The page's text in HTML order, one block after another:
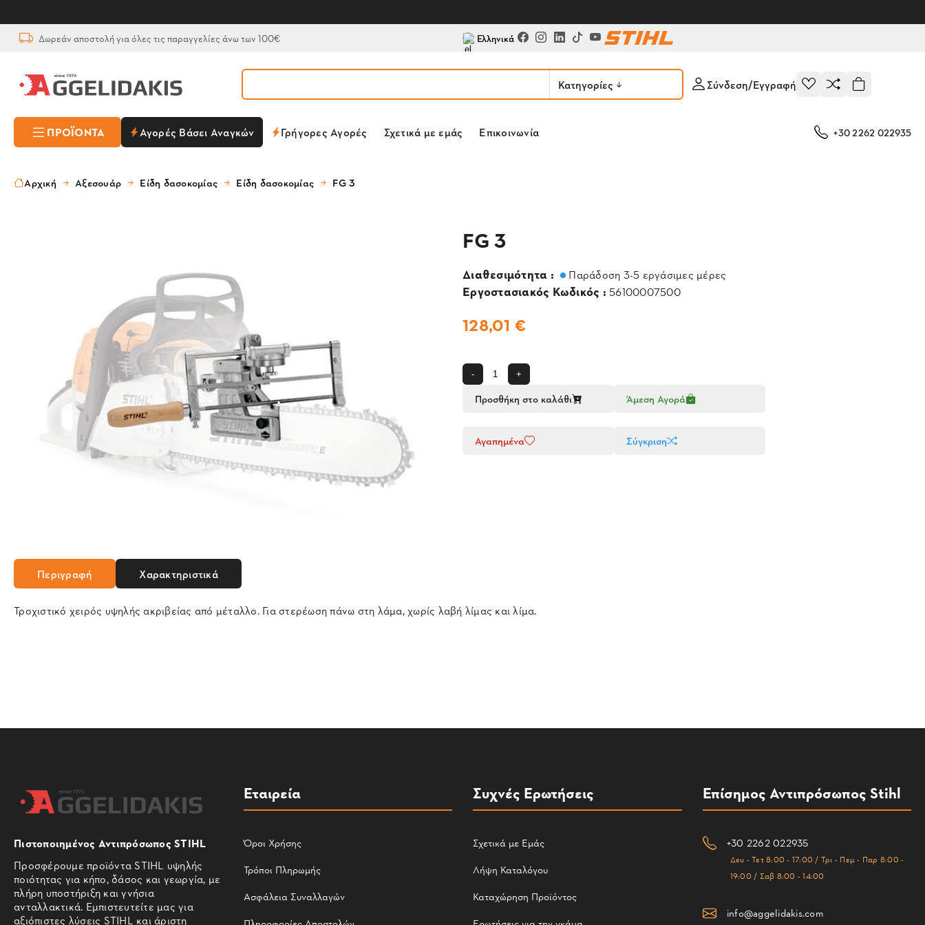
Δωρεάν αποστολή για όλες τις παραγγελίες άνω των 100€ Ελληνικά
Κατηγορίες Σύνδεση/Εγγραφή
ΠΡΟΪΌΝΤΑ Αγορές Βάσει Αναγκών Γρήγορες Αγορές Σχετικά με εμάς Επικοινωνία +30 2262 022935
Αρχική Αξεσουάρ Είδη δασοκομίας Είδη δασοκομίας FG 3
FG 3
Διαθεσιμότητα : Παράδοση 3-5 εργάσιμες μέρες
Εργοστασιακός Κωδικός : 56100007500
128,01 €
- +
Προσθήκη στο καλάθι Άμεση Αγορά
Αγαπημένα Σύγκριση
Περιγραφή Χαρακτηριστικά
Τροχιστικό χειρός υψηλής ακριβείας από μέταλλο. Για στερέωση πάνω στη λάμα, χωρίς λαβή λίμας και λίμα.
Πιστοποιημένος Αντιπρόσωπος STIHL
Προσφέρουμε προϊόντα STIHL υψηλής
ποιότητας για κήπο, δάσος και γεωργία, με
πλήρη υποστήριξη και γνήσια
ανταλλακτικά. Εμπιστευτείτε μας για
αξιόπιστες λύσεις STIHL και άριστη
Εταιρεία
Όροι Χρήσης
Τρόποι Πληρωμής
Ασφάλεια Συναλλαγών
Συχνές Ερωτήσεις
Σχετικά με Εμάς
Λήψη Καταλόγου
Καταχώρηση Προϊόντος
Επίσημος Αντιπρόσωπος Stihl
+30 2262 022935
Δευ - Τετ 8:00 - 17:00 / Τρι - Πεμ - Παρ 8:00 -
19:00 / Σαβ 8:00 - 14:00
info@aggelidakis.com